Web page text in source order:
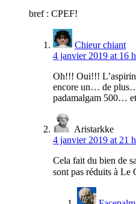
bref : CPEF!
Chieur chiant
4 janvier 2019 at 16
Oh!!! Oui!!!
encore un… de
padamalgam 500…
Aristarkke
4 janvier 2019 at 21
Cela fait du bien de
sont pas réduits à